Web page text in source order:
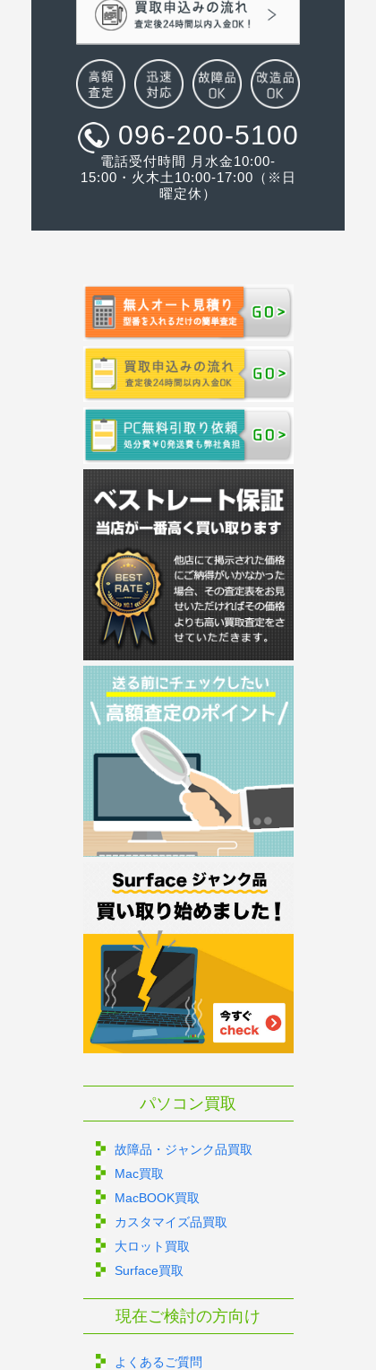
096-200-5100
電話受付時間 月水金10:00-
15:00・火木土10:00-17:00（※日
曜定休）
パソコン買取
故障品・ジャンク品買取
Mac買取
MacBOOK買取
カスタマイズ品買取
大ロット買取
Surface買取
現在ご検討の方向け
よくあるご質問